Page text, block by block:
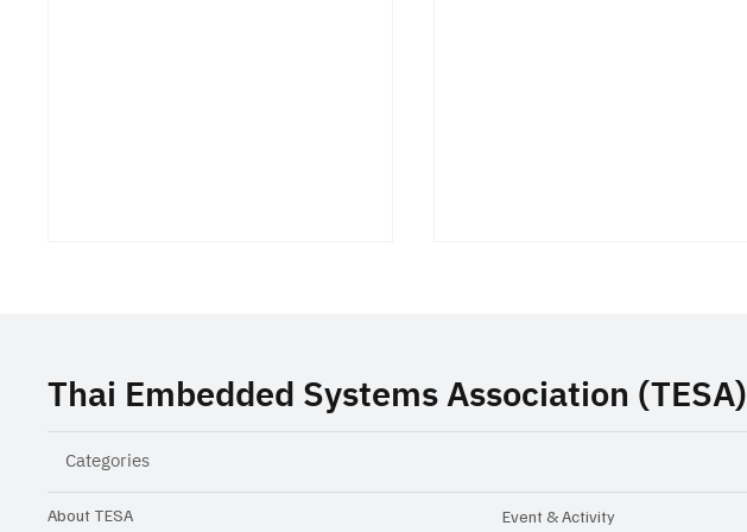
TESA ร่วมสนับสนุนงานสัมมนา
Building the Future of
ความท้าทายในการทำ Startup
Thai Embedded Systems Association (TESA)
Categories
About TESA Event & Activity